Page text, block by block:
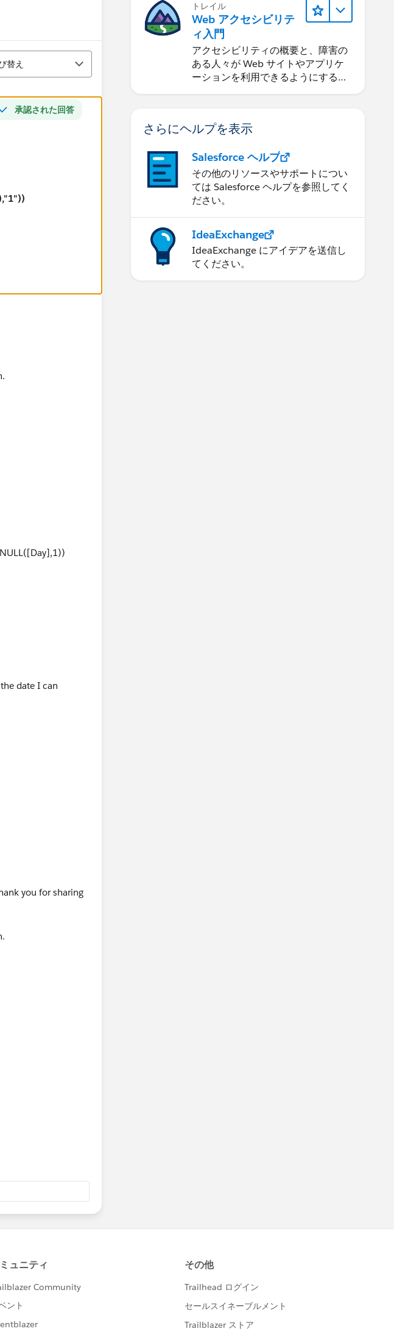
替え
承認された回答
date I can
you for sharing
トレイル
Web アクセシビリテ
ィ入門
アクセシビリティの概要と、障害の
ある人々が Web サイトやアプリケ
ーションを利用できるようにする方
さらにヘルプを表示
Salesforce ヘルプ
その他のリソースやサポートについ
ては Salesforce ヘルプを参照してく
ださい。
IdeaExchange
IdeaExchange にアイデアを送信し
てください。